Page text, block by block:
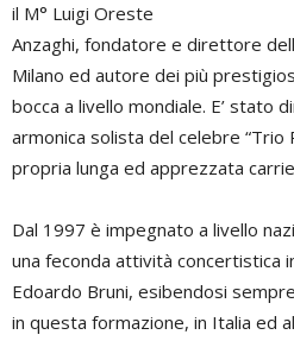
il M° Luigi Oreste
Anzaghi, fondatore e direttore
Milano ed autore dei più
bocca a livello mondiale. E’ stato
armonica solista del celebre “Trio
propria lunga ed apprezzata
Dal 1997 è impegnato a livello
una feconda attività concertistica
Edoardo Bruni, esibendosi
in questa formazione, in Italia ed